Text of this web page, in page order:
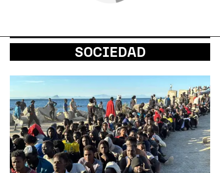
SOCIEDAD